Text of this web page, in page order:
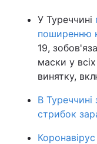
У Туреччині
поширенню
19,
маски у
винятку,
В Туреччині
стрибок